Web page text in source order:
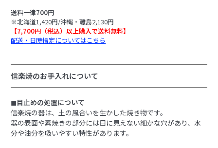
送料一律700円
※北海道1,420円/沖縄・離島2,130円
【7,700円（税込）以上購入で送料無料】
配送・日時指定についてはこちら
信楽焼のお手入れについて
◼︎目止めの処置について
信楽焼の器は、土の風合いを生かした焼き物です。
器の表面や素焼きの部分には目に見えない細かな穴があり、水
分や油分を吸いやすい特性があります。